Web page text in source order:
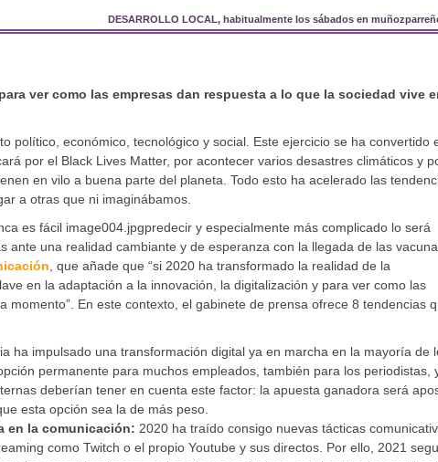
DESARROLLO LOCAL, habitualmente los sábados en
ver como las empresas dan respuesta a lo que la sociedad vive
político, económico, tecnológico y social. Este ejercicio se ha convertido
por el Black Lives Matter, por acontecer varios desastres climáticos y
en vilo a buena parte del planeta. Todo esto ha acelerado las
a otras que ni imaginábamos.
es fácil image004.jpgpredecir y especialmente más complicado lo será
una realidad cambiante y de esperanza con la llegada de las
, que añade que “si 2020 ha transformado la realidad de la
en la adaptación a la innovación, la digitalización y para ver como las
En este contexto, el gabinete de prensa ofrece 8 tendencias
ha impulsado una transformación digital ya en marcha en la mayoría de
permanente para muchos empleados, también para los periodistas,
deberían tener en cuenta este factor: la apuesta ganadora será
esta opción sea la de más peso.
en la comunicación: 2020 ha traído consigo nuevas tácticas
como Twitch o el propio Youtube y sus directos. Por ello, 2021